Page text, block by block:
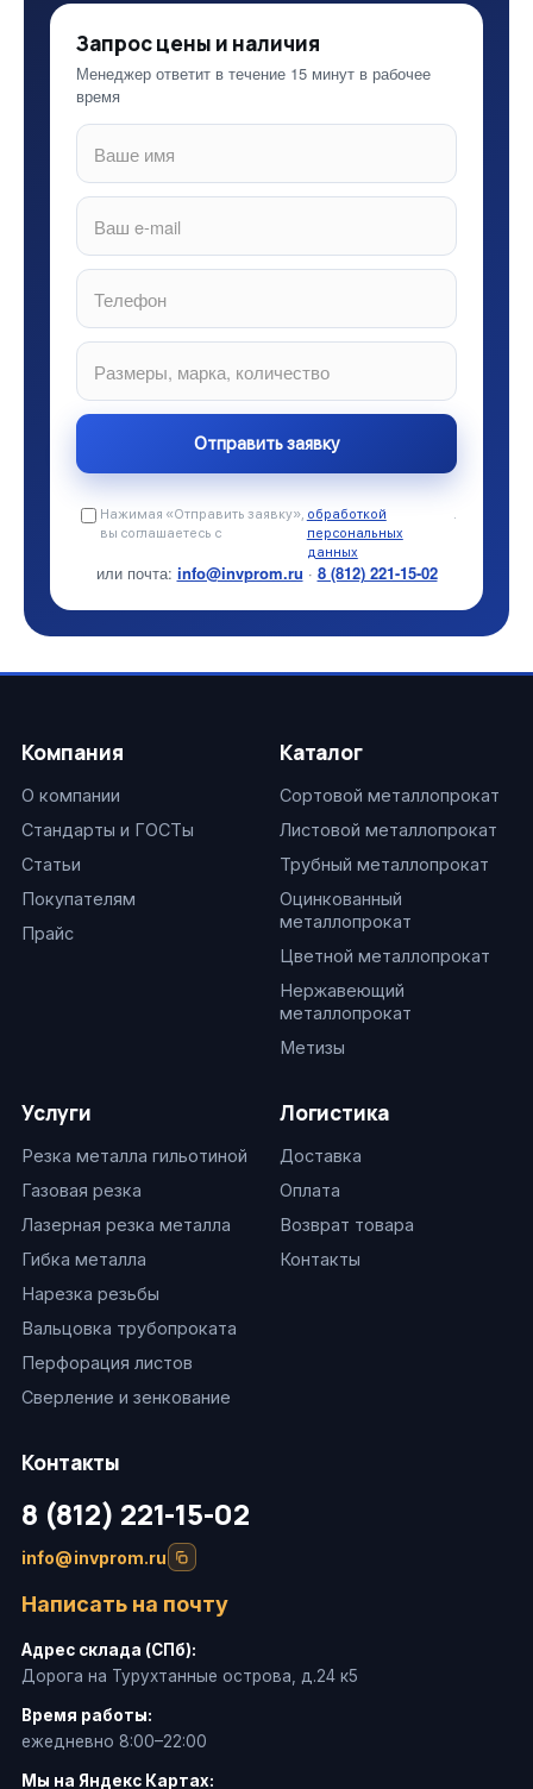
Запрос цены и наличия
Менеджер ответит в течение 15 минут в рабочее
время
Нажимая «Отправить заявку»,
вы соглашаетесь с
обработкой
персональных
данных
.
или почта: info@invprom.ru · 8 (812) 221-15-02
Компания
О компании
Стандарты и ГОСТы
Статьи
Покупателям
Прайс
Каталог
Сортовой металлопрокат
Листовой металлопрокат
Трубный металлопрокат
Оцинкованный
металлопрокат
Цветной металлопрокат
Нержавеющий
металлопрокат
Метизы
Услуги
Резка металла гильотиной
Газовая резка
Лазерная резка металла
Гибка металла
Нарезка резьбы
Вальцовка трубопроката
Перфорация листов
Сверление и зенкование
Логистика
Доставка
Оплата
Возврат товара
Контакты
Контакты
8 (812) 221-15-02
info@invprom.ru
Написать на почту
Адрес склада (СПб):
Дорога на Турухтанные острова, д.24 к5
Время работы:
ежедневно 8:00–22:00
Мы на Яндекс Картах: